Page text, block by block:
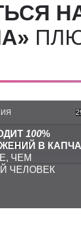
100%
В
ЧЕМ
ЧЕЛОВЕК